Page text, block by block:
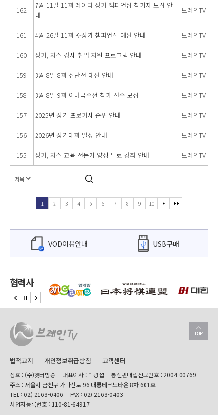
162
7월 11일 11회 레이디 장기 챔피언십 참가자 모집 안
내
브레인TV
161 4월 26일 11회 K-장기 챔피언십 예선 안내 브레인TV
160 장기, 체스 강사 취업 지원 프로그램 안내 브레인TV
159 3월 8일 8회 십단전 예선 안내 브레인TV
158 3월 8일 9회 아마국수전 참가 선수 모집 브레인TV
157 2025년 장기 프로기사 순위 안내 브레인TV
156 2026년 장기대회 일정 안내 브레인TV
155 장기, 체스 교육 전문가 양성 무료 강좌 안내 브레인TV
1 2 3 4 5 6 7 8 9 10
VOD이용안내 USB구매
협력사
법적고지 개인정보취급방침 고객센터
상호 : (주)햇터방송 대표이사 : 박광섭
통신판매업신고번호 : 2004-00769
주소 : 서울시 금천구 가마산로 96 대륭테크노타운 8차 601호
TEL : 02) 2163-0406
FAX : 02) 2163-0403
사업자등록번호 : 110-81-64917